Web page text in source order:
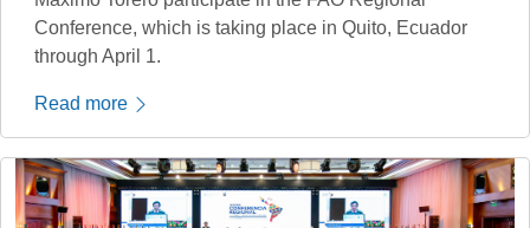
Conference, which is taking place in Quito, Ecuador
through April 1.
Read more